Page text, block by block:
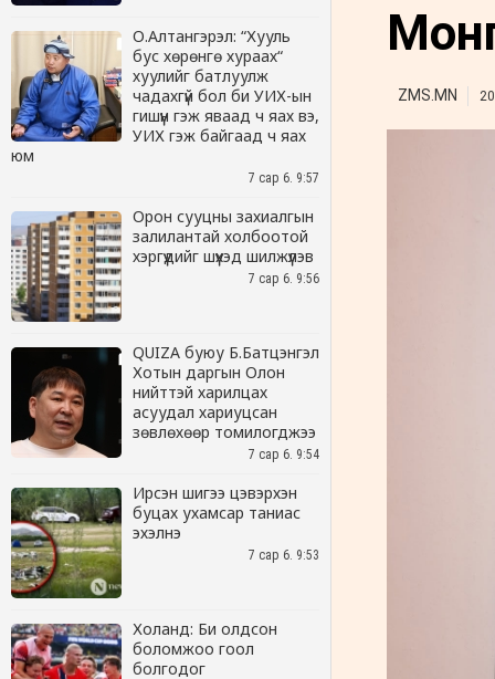
О.Алтангэрэл: “Хууль
бус хөрөнгө хураах“
хуулийг батлуулж
чадахгүй бол би УИХ-ын
гишүүн гэж яваад ч яах вэ,
УИХ гэж байгаад ч яах
юм
7 сар 6. 9:57
Орон сууцны захиалгын
залилантай холбоотой
хэргүүдийг шүүхэд шилжүүлэв
7 сар 6. 9:56
QUIZA буюу Б.Батцэнгэл
Хотын даргын Олон
нийттэй харилцах
асуудал хариуцсан
зөвлөхөөр томилогджээ
7 сар 6. 9:54
Ирсэн шигээ цэвэрхэн
буцах ухамсар таниас
эхэлнэ
7 сар 6. 9:53
Холанд: Би олдсон
боломжоо гоол
болгодог